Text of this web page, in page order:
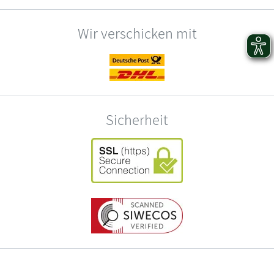
Wir verschicken mit
Sicherheit